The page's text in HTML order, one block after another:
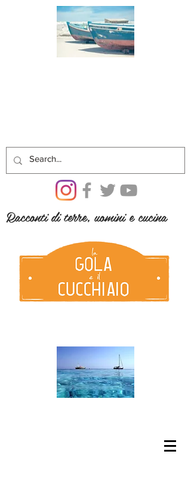
Racconti di terre, uomini e cucina